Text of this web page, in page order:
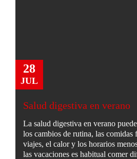
28
JUL
Salud digestiva en verano
La salud digestiva en verano
los cambios de rutina, las comidas
viajes, el calor y los horarios
las vacaciones es habitual comer